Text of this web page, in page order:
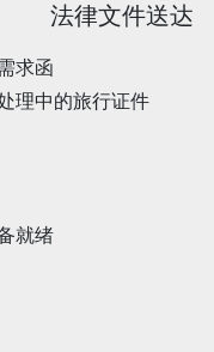
法律文件送达
求函
理中的旅行证件
就绪